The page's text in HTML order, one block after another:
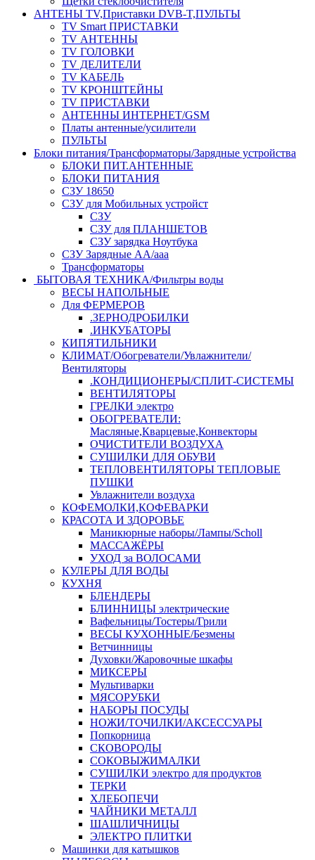
АНТЕНЫ ТV,Приставки DVB-T,ПУЛЬТЫ
TV Smart ПРИСТАВКИ
TV АНТЕННЫ
TV ГОЛОВКИ
TV ДЕЛИТЕЛИ
TV КАБЕЛЬ
TV КРОНШТЕЙНЫ
TV ПРИСТАВКИ
АНТЕННЫ ИНТЕРНЕТ/GSM
Платы антенные/усилители
ПУЛЬТЫ
Блоки питания/Трансформаторы/Зарядные устройства
БЛОКИ ПИТ.АНТЕННЫЕ
БЛОКИ ПИТАНИЯ
СЗУ 18650
СЗУ для Мобильных устройст
СЗУ
СЗУ для ПЛАНШЕТОВ
СЗУ зарядка Ноутбука
СЗУ Зарядные АА/ааа
Трансформаторы
БЫТОВАЯ ТЕХНИКА/Фильтры воды
ВЕСЫ НАПОЛЬНЫЕ
Для ФЕРМЕРОВ
.ЗЕРНОДРОБИЛКИ
.ИНКУБАТОРЫ
КИПЯТИЛЬНИКИ
КЛИМАТ/Обогреватели/Увлажнители/
Вентиляторы
.КОНДИЦИОНЕРЫ/СПЛИТ-СИСТЕМЫ
ВЕНТИЛЯТОРЫ
ГРЕЛКИ электро
ОБОГРЕВАТЕЛИ:
Масляные,Кварцевые,Конвекторы
ОЧИСТИТЕЛИ ВОЗДУХА
СУШИЛКИ ДЛЯ ОБУВИ
ТЕПЛОВЕНТИЛЯТОРЫ ТЕПЛОВЫЕ
ПУШКИ
Увлажнители воздуха
КОФЕМОЛКИ,КОФЕВАРКИ
КРАСОТА И ЗДОРОВЬЕ
Маникюрные наборы/Лампы/Scholl
МАССАЖЁРЫ
УХОД за ВОЛОСАМИ
КУЛЕРЫ ДЛЯ ВОДЫ
КУХНЯ
БЛЕНДЕРЫ
БЛИННИЦЫ электрические
Вафельницы/Тостеры/Грили
ВЕСЫ КУХОННЫЕ/Безмены
Ветчинницы
Духовки/Жаровочные шкафы
МИКСЕРЫ
Мультиварки
МЯСОРУБКИ
НАБОРЫ ПОСУДЫ
НОЖИ/ТОЧИЛКИ/АКСЕССУАРЫ
Попкорница
СКОВОРОДЫ
СОКОВЫЖИМАЛКИ
СУШИЛКИ электро для продуктов
ТЕРКИ
ХЛЕБОПЕЧИ
ЧАЙНИКИ МЕТАЛЛ
ШАШЛИЧНИЦЫ
ЭЛЕКТРО ПЛИТКИ
Машинки для катышков